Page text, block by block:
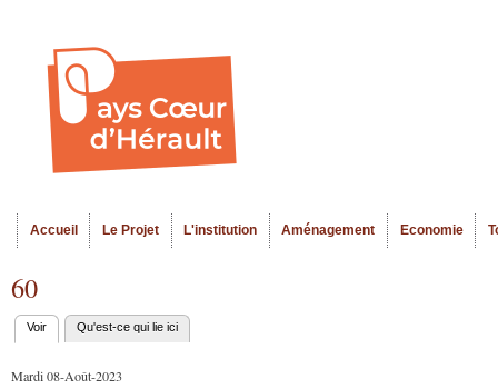
Menu principal
Accueil Le Projet L'institution Aménagement Economie
60
Onglets
principaux
Voir (onglet actif)
Qu'est-ce qui lie ici
Mardi 08-Août-2023